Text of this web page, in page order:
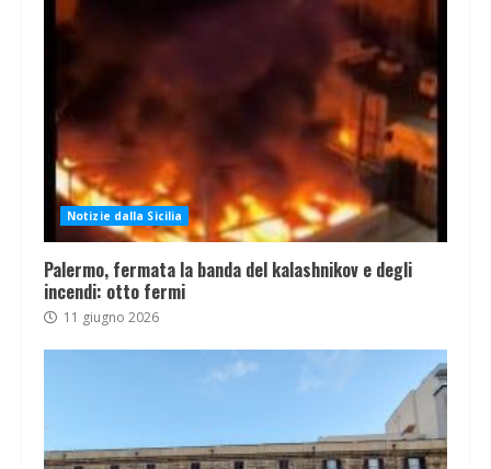
Notizie dalla Sicilia
Palermo, fermata la banda del kalashnikov e degli
incendi: otto fermi
11 giugno 2026